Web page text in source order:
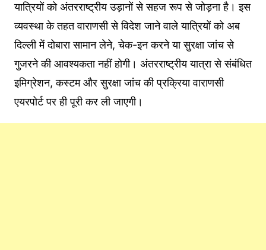
यात्रियों को अंतरराष्ट्रीय उड़ानों से सहज रूप से जोड़ना है। इस
व्यवस्था के तहत वाराणसी से विदेश जाने वाले यात्रियों को अब
दिल्ली में दोबारा सामान लेने, चेक-इन करने या सुरक्षा जांच से
गुजरने की आवश्यकता नहीं होगी। अंतरराष्ट्रीय यात्रा से संबंधित
इमिग्रेशन, कस्टम और सुरक्षा जांच की प्रक्रिया वाराणसी
एयरपोर्ट पर ही पूरी कर ली जाएगी।